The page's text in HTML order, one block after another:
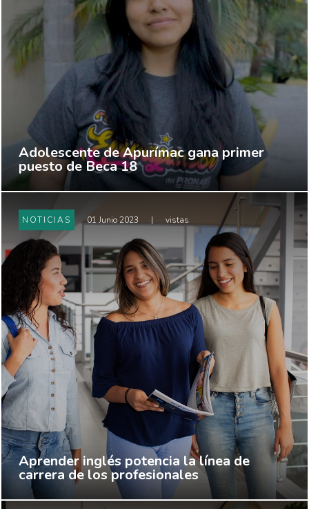
Adolescente de Apurímac gana primer
puesto de Beca 18
NOTICIAS 01 Junio 2023 | vistas
Aprender inglés potencia la línea de
carrera de los profesionales